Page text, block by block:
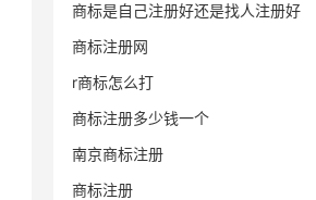
商标是自己注册好还是找人注册好
商标注册网
r商标怎么打
商标注册多少钱一个
南京商标注册
商标注册